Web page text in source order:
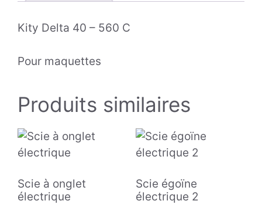
Kity Delta 40 – 560 C
Pour maquettes
Produits similaires
Scie à onglet
électrique
Scie égoïne
électrique 2